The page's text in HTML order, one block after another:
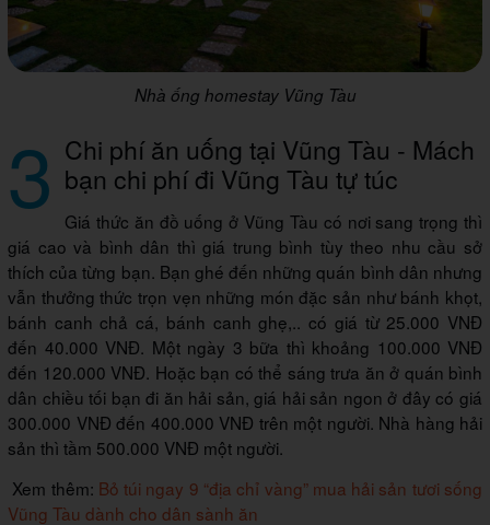
Nhà ống homestay Vũng Tàu
3 Chi phí ăn uống tại Vũng Tàu - Mách
bạn chi phí đi Vũng Tàu tự túc
Giá thức ăn đồ uống ở Vũng Tàu có nơi sang trọng thì
giá cao và bình dân thì giá trung bình tùy theo nhu cầu sở
thích của từng bạn. Bạn ghé đến những quán bình dân nhưng
vẫn thưởng thức trọn vẹn những món đặc sản như bánh khọt,
bánh canh chả cá, bánh canh ghẹ,.. có giá từ 25.000 VNĐ
đến 40.000 VNĐ. Một ngày 3 bữa thì khoảng 100.000 VNĐ
đến 120.000 VNĐ. Hoặc bạn có thể sáng trưa ăn ở quán bình
dân chiều tối bạn đi ăn hải sản, giá hải sản ngon ở đây có giá
300.000 VNĐ đến 400.000 VNĐ trên một người. Nhà hàng hải
sản thì tầm 500.000 VNĐ một người.
Xem thêm: Bỏ túi ngay 9 “địa chỉ vàng” mua hải sản tươi sống
Vũng Tàu dành cho dân sành ăn